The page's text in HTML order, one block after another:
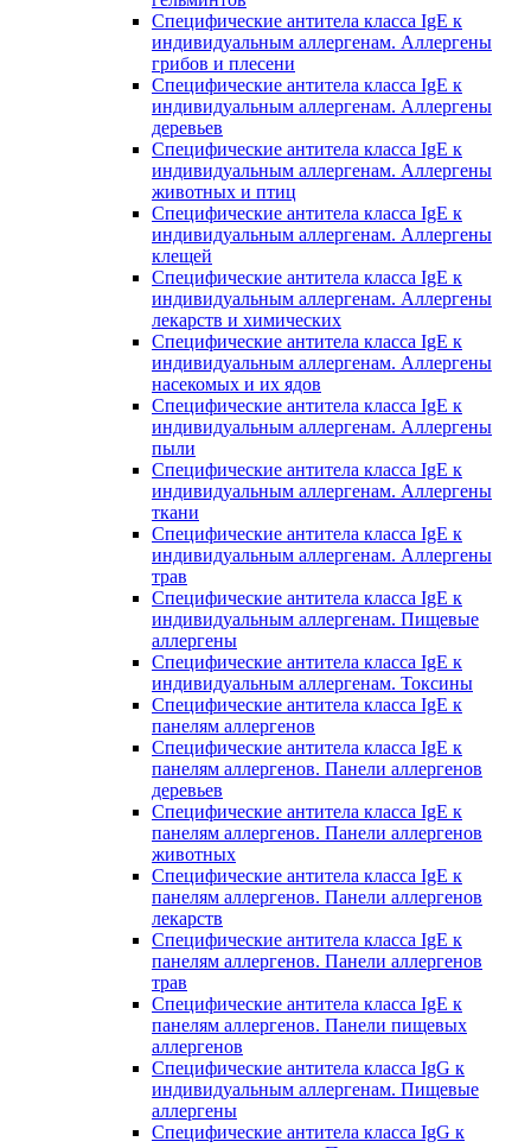
Специфические антитела класса IgE к
индивидуальным аллергенам. Аллергены
грибов и плесени
Специфические антитела класса IgE к
индивидуальным аллергенам. Аллергены
деревьев
Специфические антитела класса IgE к
индивидуальным аллергенам. Аллергены
животных и птиц
Специфические антитела класса IgE к
индивидуальным аллергенам. Аллергены
клещей
Специфические антитела класса IgE к
индивидуальным аллергенам. Аллергены
лекарств и химических
Специфические антитела класса IgE к
индивидуальным аллергенам. Аллергены
насекомых и их ядов
Специфические антитела класса IgE к
индивидуальным аллергенам. Аллергены
пыли
Специфические антитела класса IgE к
индивидуальным аллергенам. Аллергены
ткани
Специфические антитела класса IgE к
индивидуальным аллергенам. Аллергены
трав
Специфические антитела класса IgE к
индивидуальным аллергенам. Пищевые
аллергены
Специфические антитела класса IgE к
индивидуальным аллергенам. Токсины
Специфические антитела класса IgE к
панелям аллергенов
Специфические антитела класса IgE к
панелям аллергенов. Панели аллергенов
деревьев
Специфические антитела класса IgE к
панелям аллергенов. Панели аллергенов
животных
Специфические антитела класса IgE к
панелям аллергенов. Панели аллергенов
лекарств
Специфические антитела класса IgE к
панелям аллергенов. Панели аллергенов
трав
Специфические антитела класса IgE к
панелям аллергенов. Панели пищевых
аллергенов
Специфические антитела класса IgG к
индивидуальным аллергенам. Пищевые
аллергены
Специфические антитела класса IgG к